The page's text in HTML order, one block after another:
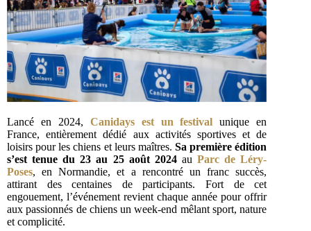
Lancé en 2024, Canidays est un festival unique en
France, entièrement dédié aux activités sportives et de
loisirs pour les chiens et leurs maîtres. Sa première édition
s’est tenue du 23 au 25 août 2024auParc de Léry-
Poses, en Normandie, et a rencontré un franc succès,
attirant des centaines de participants. Fort de cet
engouement, l’événement revient chaque année pour offrir
aux passionnés de chiens un week-end mêlant sport, nature
et complicité.